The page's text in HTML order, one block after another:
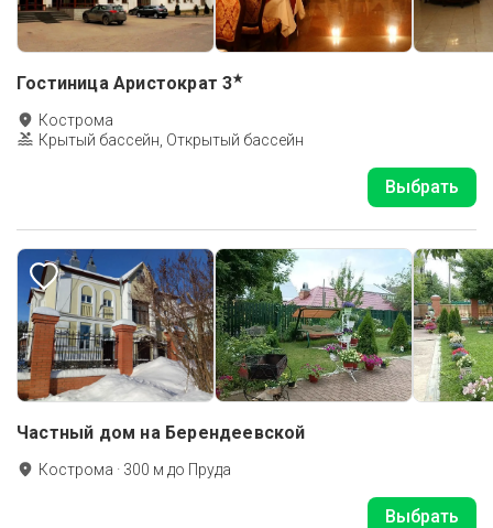
Гостиница Аристократ 3★
Кострома
Крытый бассейн, Открытый бассейн
Выбрать
Частный дом на Берендеевской
Кострома · 300 м до Пруда
Выбрать